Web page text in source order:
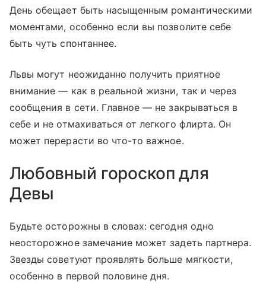
День обещает быть насыщенным романтическими
моментами, особенно если вы позволите себе
быть чуть спонтаннее.
Львы могут неожиданно получить приятное
внимание — как в реальной жизни, так и через
сообщения в сети. Главное — не закрываться в
себе и не отмахиваться от легкого флирта. Он
может перерасти во что-то важное.
Любовный гороскоп для
Девы
Будьте осторожны в словах: сегодня одно
неосторожное замечание может задеть партнера.
Звезды советуют проявлять больше мягкости,
особенно в первой половине дня.